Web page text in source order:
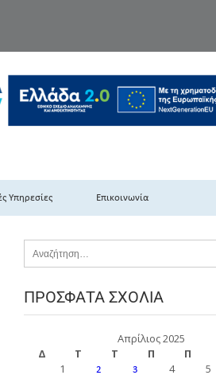
Δυτικής Ελλάδας
Υπηρεσίες Επικοινωνία
ΠΡΌΣΦΑΤΑ ΣΧΌΛΙΑ
Απρίλιος 2025
Δ
Τ Τ Π Π
1
2 3 4 5